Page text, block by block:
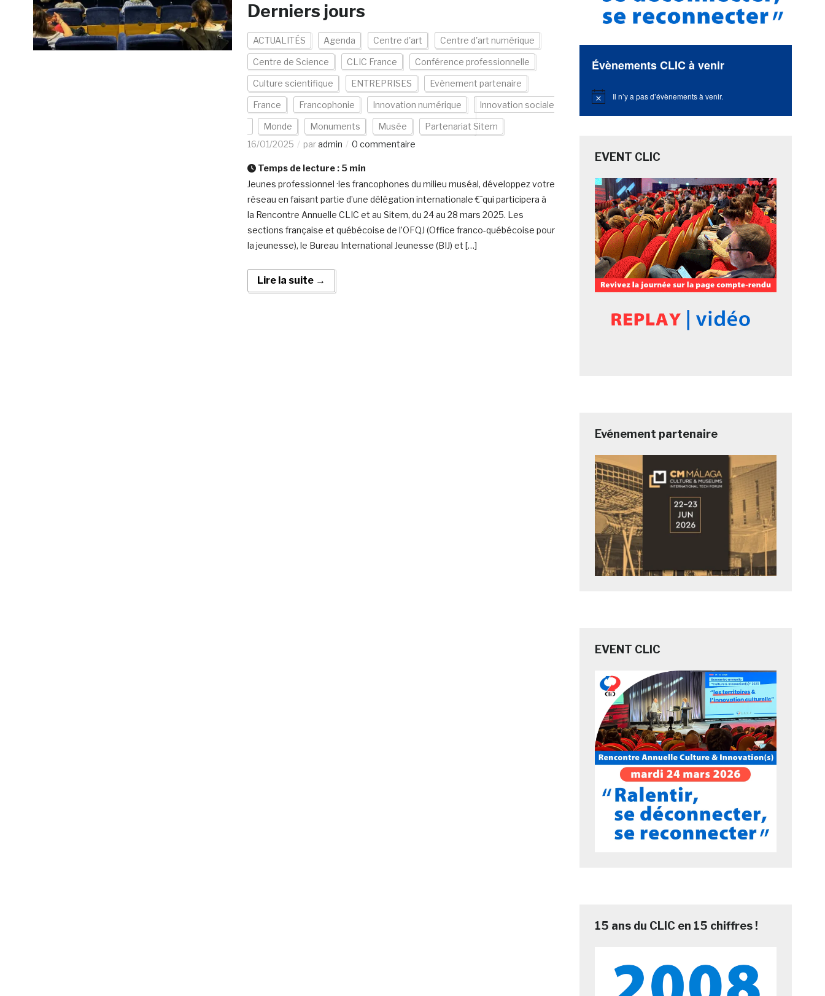
Derniers jours
ACTUALITÉS Agenda Centre d'art Centre d'art numérique
Centre de Science CLIC France Conférence professionnelle
Culture scientifique ENTREPRISES Evènement partenaire
France Francophonie Innovation numérique Innovation sociale
Monde Monuments Musée
Partenariat Sitem
16/01/2025
paradmin 0 commentaire
Temps de lecture : 5 min
Jeunes professionnel ·les francophones du milieu muséal, développez votre
réseau en faisant partie d’une délégation internationale €¯qui participera à
la Rencontre Annuelle CLIC et au Sitem, du 24 au 28 mars 2025. Les
sections française et québécoise de l’OFQJ (Office franco-québécoise pour
la jeunesse), le Bureau International Jeunesse (BIJ) et […]
Lire la suite →
Évènements CLIC à venir
Notice Il n’y a pas d’évènements à venir.
EVENT CLIC
Evénement partenaire
EVENT CLIC
15 ans du CLIC en 15 chiffres !